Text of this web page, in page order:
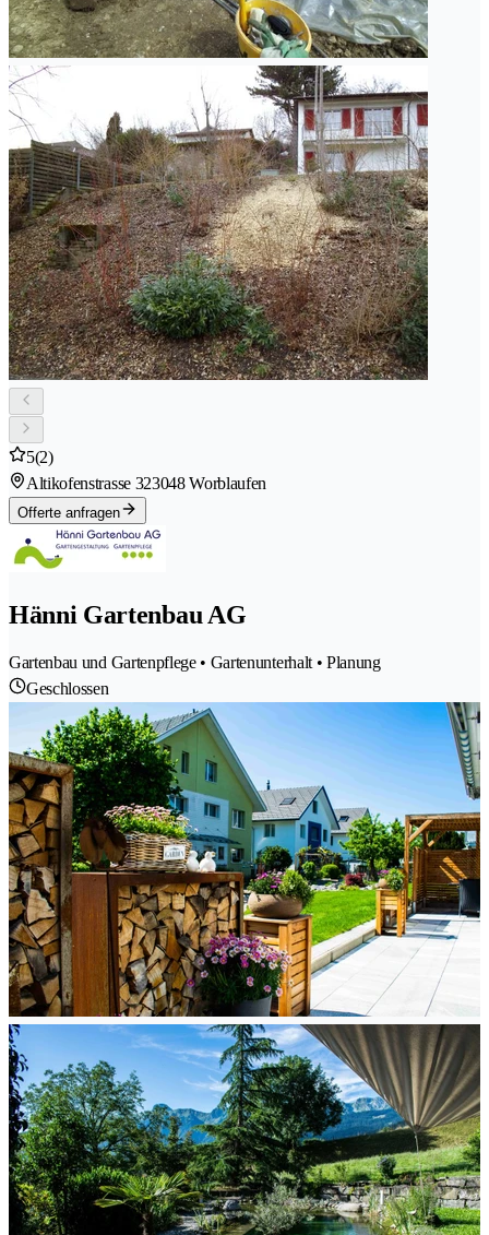
5(2)
Altikofenstrasse 323048 Worblaufen
Offerte anfragen
Hänni Gartenbau AG
Gartenbau und Gartenpflege • Gartenunterhalt • Planung
Geschlossen